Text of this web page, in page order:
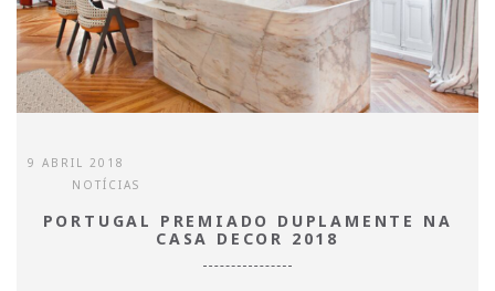
9 ABRIL 2018
NOTÍCIAS
PORTUGAL PREMIADO DUPLAMENTE NA
CASA DECOR 2018